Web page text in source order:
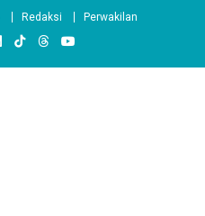
Redaksi Perwakilan